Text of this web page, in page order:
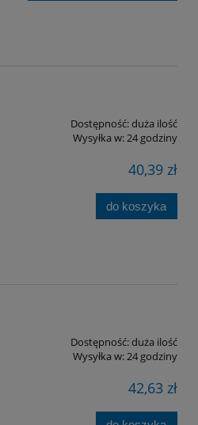
Dostępność:duża ilość
Wysyłka w:24 godziny
40,39 zł
do koszyka
Dostępność:duża ilość
Wysyłka w:24 godziny
42,63 zł